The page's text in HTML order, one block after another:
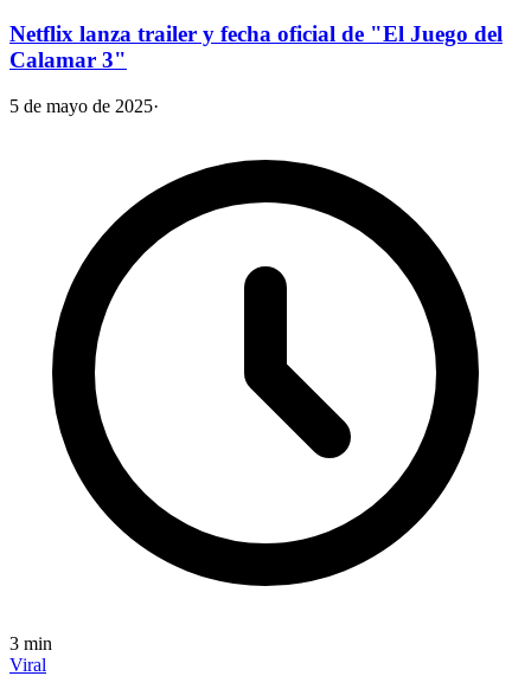
Netflix lanza trailer y fecha oficial de "El Juego del
Calamar 3"
5 de mayo de 2025·
3 min
Viral